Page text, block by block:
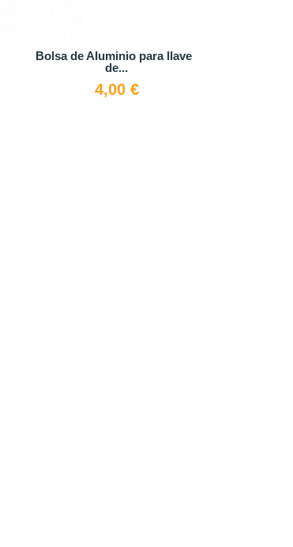
Bolsa de Aluminio para llaves
de...
4,00 €